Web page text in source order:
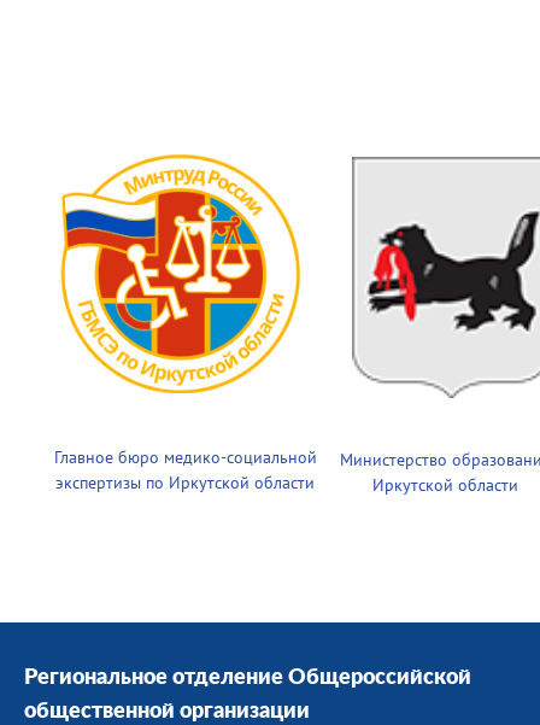
Главное бюро медико-социальной
экспертизы по Иркутской области
Министерство
Иркутской области
Региональное отделение Общероссийской
общественной организации